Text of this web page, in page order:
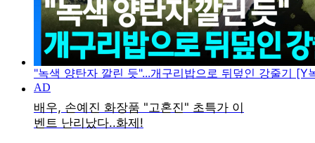
"녹색 양탄자 깔린 듯"...개구리밥으로 뒤덮인 강줄기 [Y